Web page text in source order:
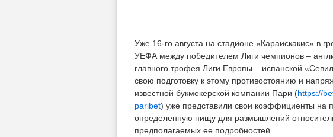
Уже 16-го августа на стадионе «Караискакис» в
УЕФА между победителем Лиги чемпионов –
главного трофея Лиги Европы – испанской
свою подготовку к этому противостоянию и
известной букмекерской компании Пари (https://
paribet) уже представили свои коэффициенты на
определенную пищу для размышлений
предполагаемых ее подробностей.